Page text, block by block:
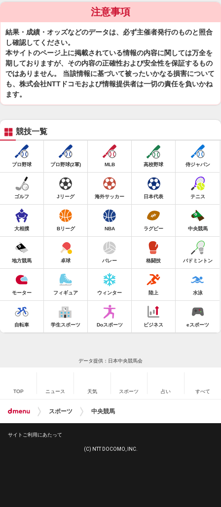
注意事項
結果・成績・オッズなどのデータは、必ず主催者発行のものと照合
し確認してください。
本サイトのページ上に掲載されている情報の内容に関しては万全を
期しておりますが、その内容の正確性および安全性を保証するもの
ではありません。 当該情報に基づいて被ったいかなる損害について
も、株式会社NTTドコモおよび情報提供者は一切の責任を負いかね
ます。
競技一覧
プロ野球 プロ野球(2軍) MLB 高校野球 侍ジャパン
ゴルフ Jリーグ 海外サッカー 日本代表 テニス
大相撲 Bリーグ NBA ラグビー 中央競馬
地方競馬 卓球 バレー 格闘技 バドミントン
モーター フィギュア ウィンター 陸上 水泳
自転車 学生スポーツ Doスポーツ ビジネス eスポーツ
データ提供：日本中央競馬会
TOP ニュース 天気 スポーツ 占い すべて
スポーツ 中央競馬
サイトご利用にあたって
(C) NTT DOCOMO, INC.